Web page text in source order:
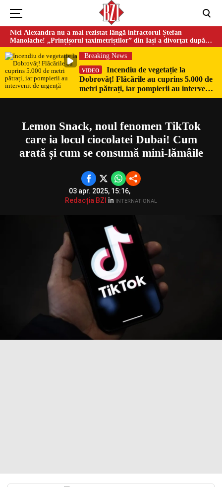
Nici Alexandra nu a mai rezistat lângă infractorul Ștefan
Manolache! „Prințișorul taximetriștilor” din Iași a divorţat după
doi ani de căsnicie
Breaking News
VIDEO
Incendiu de vegetație la
Dobrovăț! Flăcările au cuprins 5.000 de
metri pătrați, iar pompierii au intervenit
de urgență
Could not play video.
There was a problem trying to load the video.
Lemon Snack, noul fenomen TikTok
care ia locul ciocolatei Dubai! Cum
arată și cum se consumă mini-lămâile
03 apr. 2025, 15:16,
Redacția BZI în INTERNATIONAL